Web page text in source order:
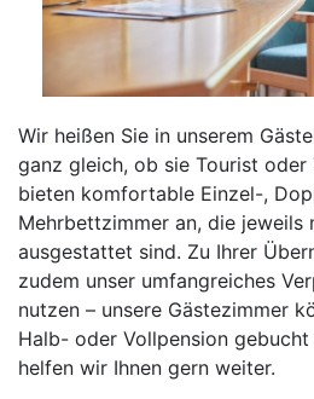
Wir heißen Sie in unserem
ganz gleich, ob sie Tourist oder
bieten komfortable Einzel-,
Mehrbettzimmer an, die jeweils
ausgestattet sind. Zu Ihrer
zudem unser umfangreiches
nutzen – unsere Gästezimmer
Halb- oder Vollpension
helfen wir Ihnen gern weiter.